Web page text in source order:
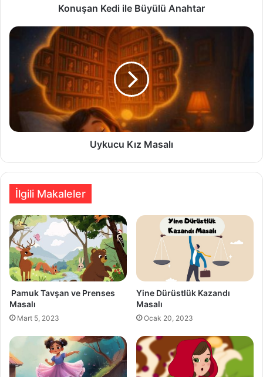
Konuşan Kedi ile Büyülü Anahtar
Uykucu
Masalı
Uykucu Kız Masalı
İlgili Makaleler
Pamuk Tavşan ve Prenses
Masalı
Mart 5, 2023
Yine Dürüstlük Kazandı
Masalı
Ocak 20, 2023